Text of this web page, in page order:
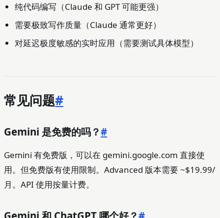
纯代码编写（Claude 和 GPT 可能更强）
需要极致写作质量（Claude 通常更好）
对延迟极度敏感的实时应用（需要测试具体模型）
常见问题#
Gemini 是免费的吗？#
Gemini 有免费版，可以在 gemini.google.com 直接使
用。但免费版有使用限制。Advanced 版本需要 ~$19.99/
月。API 使用按量计费。